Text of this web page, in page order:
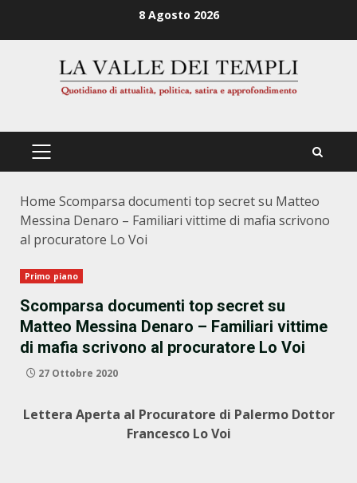
8 Agosto 2026
PRIMÄRES
Home Scomparsa documenti top secret su Matteo
Messina Denaro – Familiari vittime di mafia scrivono
al procuratore Lo Voi
Primo piano
Scomparsa documenti top secret su
Matteo Messina Denaro – Familiari vittime
di mafia scrivono al procuratore Lo Voi
27 Ottobre 2020
Lettera Aperta al Procuratore di Palermo Dottor
Francesco Lo Voi